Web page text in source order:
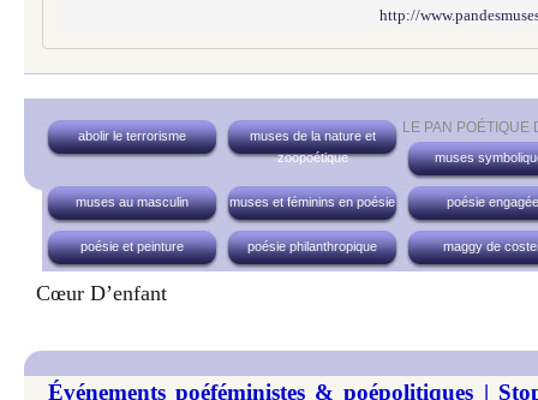
http://
LE PAN POÉTIQUE
abolir le terrorisme
muses de la nature et
zoopoétique
muses
muses au masculin muses et féminins en poésie poésie engagée
poésie et peinture poésie philanthropique maggy de
Cœur D’enfant
Événements poéféministes & poépolitiques |